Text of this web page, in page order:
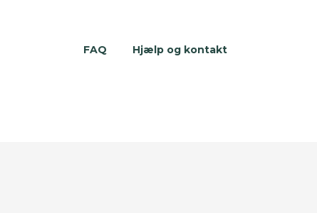
FAQ Hjælp og kontakt